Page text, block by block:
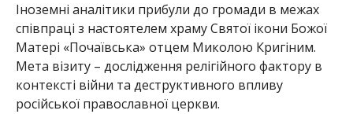
Іноземні аналітики прибули до громади в межах
співпраці з настоятелем храму Святої ікони Божої
Матері «Почаївська» отцем Миколою Кригіним.
Мета візиту – дослідження релігійного фактору в
контексті війни та деструктивного впливу
російської православної церкви.